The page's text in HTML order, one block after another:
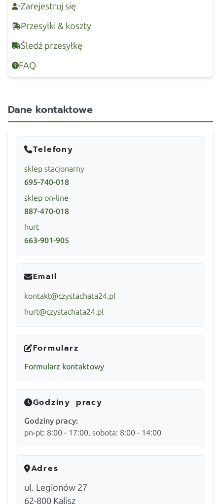
Zarejestruj się
Przesyłki & koszty
Śledź przesyłkę
FAQ
Dane kontaktowe
Telefony
sklep stacjonarny
695-740-018
sklep on-line
887-470-018
hurt
663-901-905
Email
kontakt@czystachata24.pl
hurt@czystachata24.pl
Formularz
Formularz kontaktowy
Godziny pracy
Godziny pracy:
pn-pt: 8:00 - 17:00, sobota: 8:00 - 14:00
Adres
ul. Legionów 27
62-800 Kalisz